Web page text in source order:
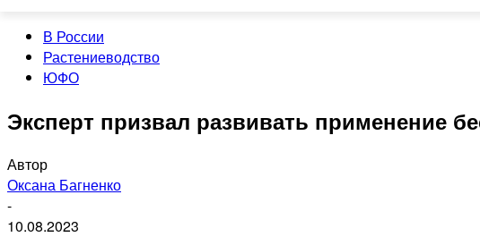
В России
Растениеводство
ЮФО
Эксперт призвал развивать применение
Автор
Оксана Багненко
-
10.08.2023